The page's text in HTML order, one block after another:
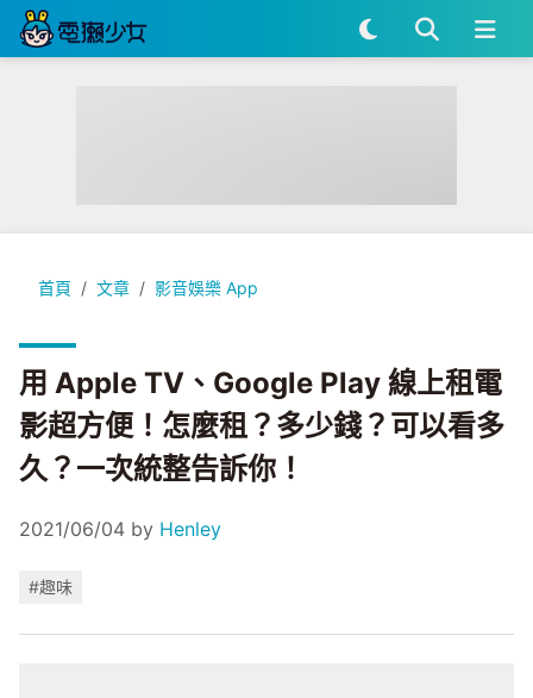
首頁 文章 影音娛樂 App
用 Apple TV、Google Play 線上租電影超方便！怎麼租？多少
用 Apple TV、Google Play 線上租電
影超方便！怎麼租？多少錢？可以看多
久？一次統整告訴你！
2021/06/04 by Henley
#趣味